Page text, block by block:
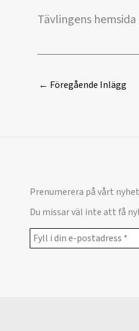
Tävlingens
← Föregående Inlägg
Prenumerera på vårt
Du missar väl inte att få